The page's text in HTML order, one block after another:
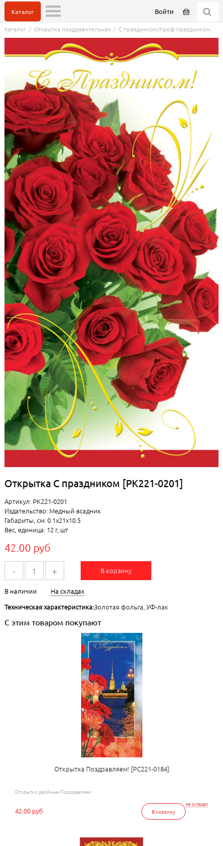
Войти
Каталог
Каталог/ Открытка поздравительная/ С праздником/проф праздником
Открытка С праздником [РК221-0201]
Артикул: РК221-0201
Издательство: Медный всадник
Габариты, см: 0.1x21x10.5
Вес, единица: 12 г, шт
42.00 руб
- + В корзину
В наличии
На складах
Техническая характеристика:Золотая фольга, УФ-лак
С этим товаром покупают
Открытка Поздравляем! [РС221-0184]
Открытки двойные Поздравляем
на складах
В корзину
42.00 руб